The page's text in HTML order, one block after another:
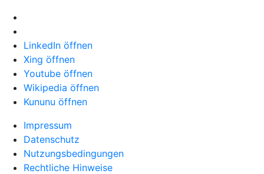
LinkedIn öffnen
Xing öffnen
Youtube öffnen
Wikipedia öffnen
Kununu öffnen
Impressum
Datenschutz
Nutzungsbedingungen
Rechtliche Hinweise